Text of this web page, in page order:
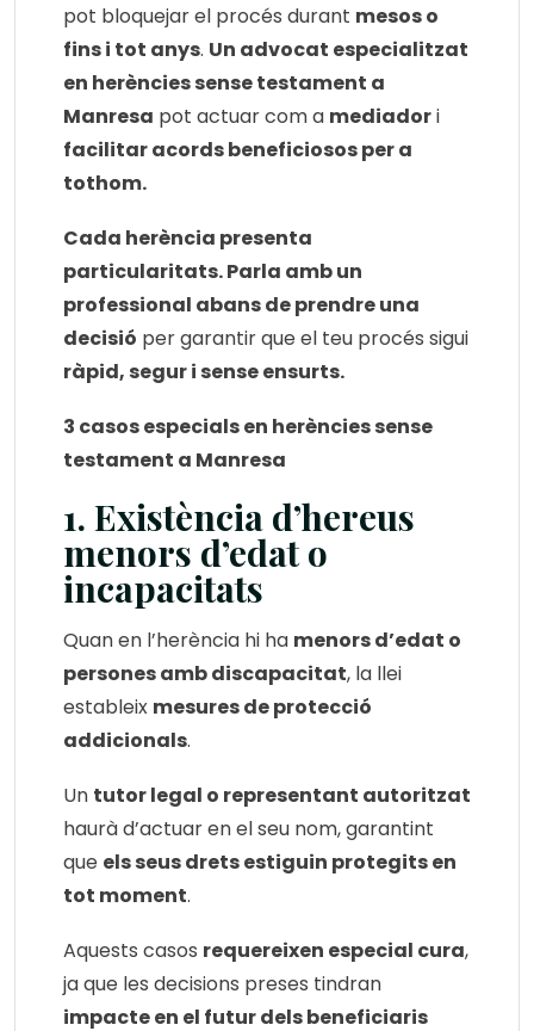
pot bloquejar el procés durant mesos o
fins i tot anys. Un advocat especialitzat
en herències sense testament a
Manresa pot actuar com a mediadori
facilitar acords beneficiosos per a
tothom.
Cada herència presenta
particularitats. Parla amb un
professional abans de prendre una
decisió per garantir que el teu procés sigui
ràpid, segur i sense ensurts.
3 casos especials en herències sense
testament a Manresa
1. Existència d’hereus
menors d’edat o
incapacitats
Quan en l’herència hi ha menors d’edat o
persones amb discapacitat, la llei
estableix mesures de protecció
addicionals.
Un tutor legal o representant autoritzat
haurà d’actuar en el seu nom, garantint
que els seus drets estiguin protegits en
tot moment.
Aquests casos requereixen especial cura,
ja que les decisions preses tindran
impacte en el futur dels beneficiaris